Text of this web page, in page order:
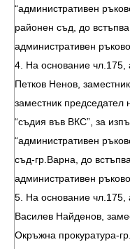
“административен
районен съд, до
административен
4. На основание
Петков Ненов,
заместник председател
“съдия във ВКС”, за
“административен
съд-гр.Варна, до
административен
5. На основание
Василев Найденов,
Окръжна прокуратура-